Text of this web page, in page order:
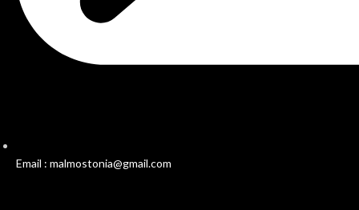
Email : malmostonia@gmail.com